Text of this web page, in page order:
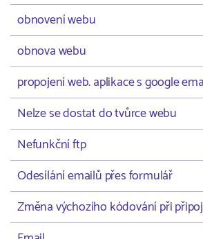
obnovení webu
obnova webu
propojení web. aplikace s google
Nelze se dostat do tvůrce webu
Nefunkční ftp
Odesílání emailů přes formulář
Změna výchozího kódování při